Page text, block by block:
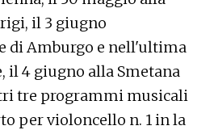
il 3 giugno
di Amburgo e nell'ultima
il 4 giugno alla Smetana
tre programmi musicali
per violoncello n. 1 in la